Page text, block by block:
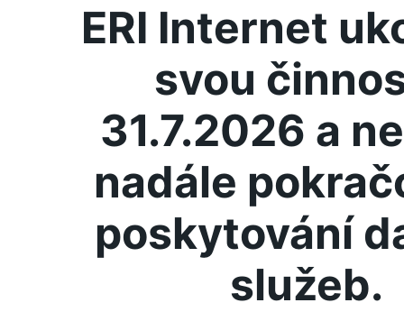
ERI Internet
svou
31.7.2026 a
nadále
poskytování
služeb.